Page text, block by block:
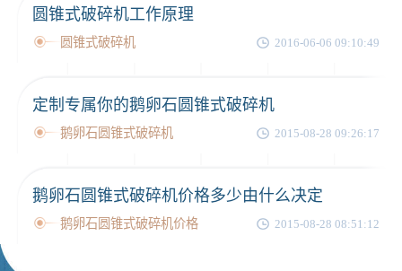
圆锥式破碎机工作原理
圆锥式破碎机 2016-06-06 09:10:49
定制专属你的鹅卵石圆锥式破碎机
鹅卵石圆锥式破碎机 2015-08-28 09:26:17
鹅卵石圆锥式破碎机价格多少由什么决定
鹅卵石圆锥式破碎机价格 2015-08-28 08:51:12